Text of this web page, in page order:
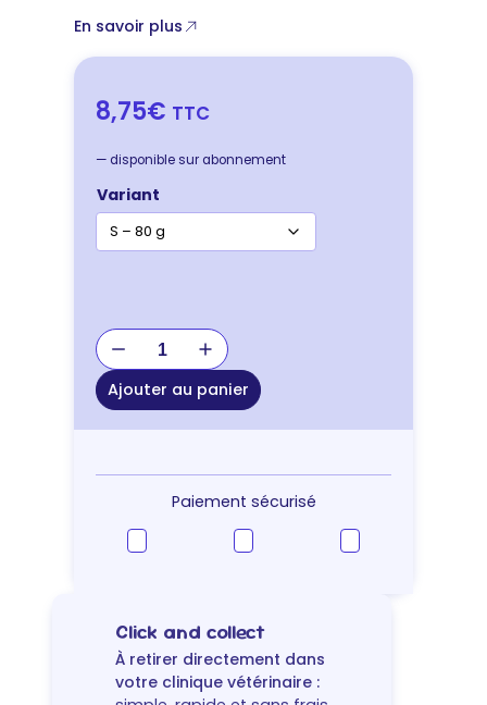
En savoir plus
8,75€ TTC
— disponible sur abonnement
Variant
quantité
de
Os
à
mâcher
Fillets
Ajouter au panier
Paiement sécurisé
Click and collect
À retirer directement dans
votre clinique vétérinaire :